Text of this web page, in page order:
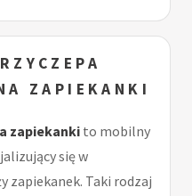
ZAPIEKANKI
zapiekanki to mobilny
się w
zapiekanek. Taki rodzaj